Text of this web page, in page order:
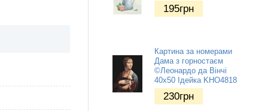
195грн
Картина за номерами
Дама з горностаєм
©Леонардо да Вінчі
40х50 Ідейка KHO4818
230грн